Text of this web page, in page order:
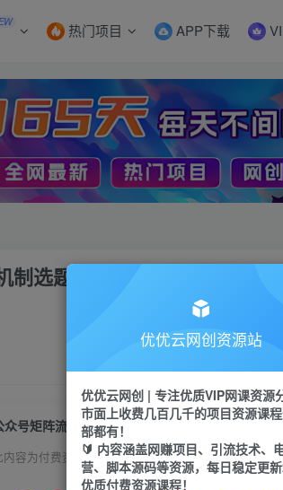
热门项目 APP下载
制选题标题详解，DeepSeek
内容为付费资源，请付费后查看
优优云网创资源站
优优云网创 | 专注优质VIP网课资源
市面上收费几百几千的项目资源课
部都有！
🔰 内容涵盖网赚项目、引流技术、
营、脚本源码等资源，每日稳定更
优质付费资源课程！